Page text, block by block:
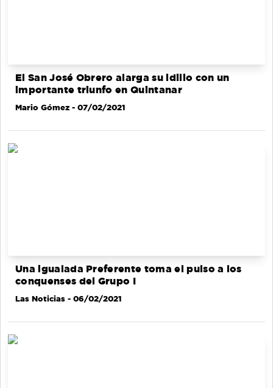
El San José Obrero alarga su idilio con un
importante triunfo en Quintanar
Mario Gómez - 07/02/2021
Una igualada Preferente toma el pulso a los
conquenses del Grupo I
Las Noticias - 06/02/2021